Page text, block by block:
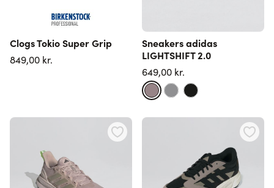
Clogs Tokio Super Grip
849,00 kr.
Sneakers adidas
LIGHTSHIFT 2.0
649,00 kr.